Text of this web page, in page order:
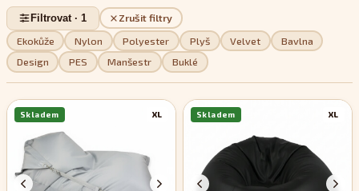
Ekokůže Nylon Polyester Plyš Velvet
Bavlna
Design
PES Manšestr Buklé
Zrušit filtry
Filtrovat · 1
XL
Skladem XL
Skladem